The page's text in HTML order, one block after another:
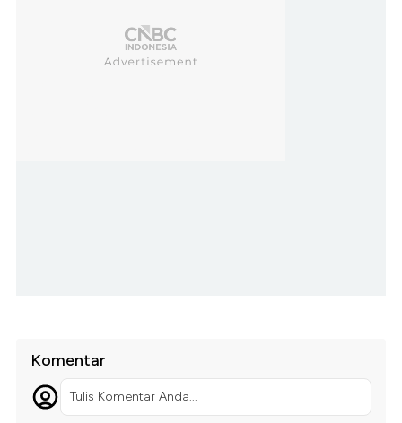
Komentar
Tulis Komentar Anda...